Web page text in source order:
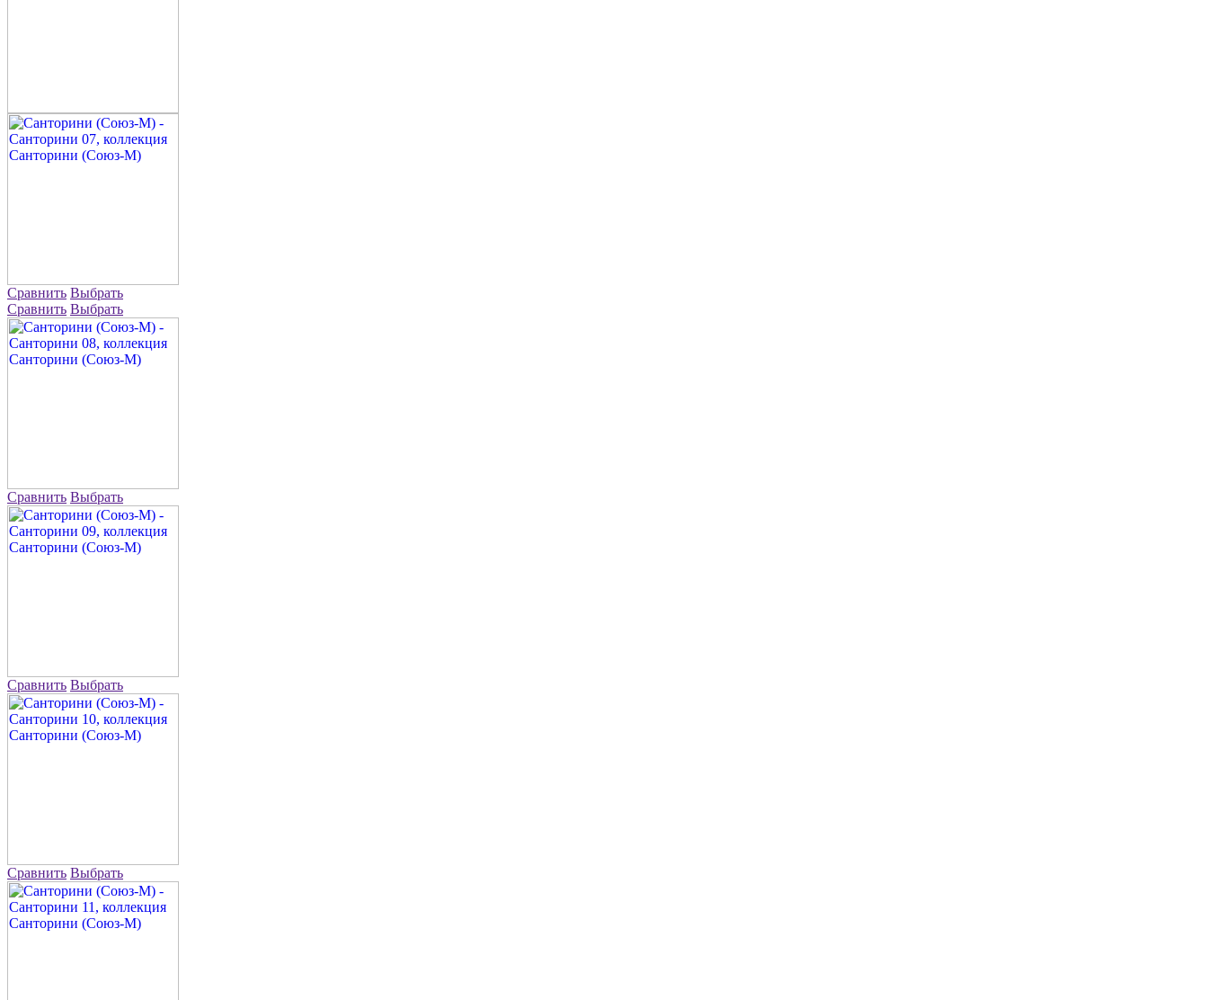
Сравнить Выбрать
Сравнить Выбрать
Сравнить Выбрать
Сравнить Выбрать
Сравнить Выбрать